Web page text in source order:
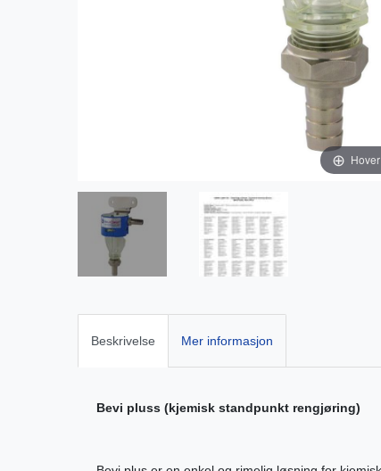
Beskrivelse Mer informasjon
Bevi pluss (kjemisk standpunkt rengjøring)